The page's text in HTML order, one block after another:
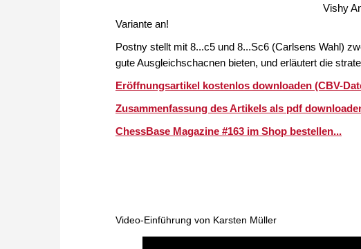
Vishy
Variante an!
Postny stellt mit 8...c5 und 8...Sc6 (Carlsens Wahl)
gute Ausgleichschacnen bieten, und erläutert die
Eröffnungsartikel kostenlos downloaden (CBV-
Zusammenfassung des Artikels als pdf
ChessBase Magazine #163 im Shop bestellen...
Video-Einführung von Karsten Müller